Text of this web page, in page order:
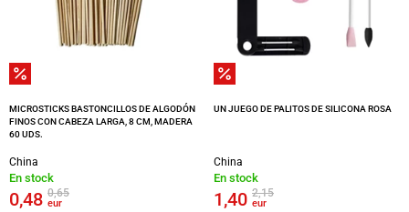
MICROSTICKS BASTONCILLOS DE ALGODÓN
FINOS CON CABEZA LARGA, 8 CM, MADERA
60 UDS.
China
En stock
0,48 0,65
eur
UN JUEGO DE PALITOS DE SILICONA ROSA
China
En stock
1,40 2,15
eur